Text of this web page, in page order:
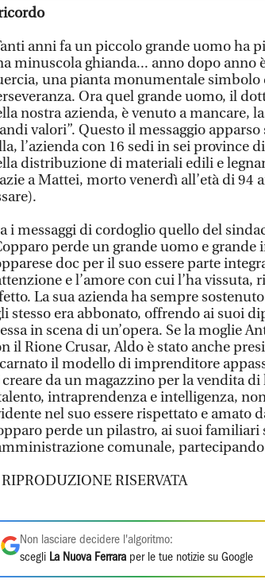
anni fa un piccolo grande uomo ha
minuscola ghianda... anno dopo anno
una pianta monumentale simbolo
Ora quel grande uomo, il
nostra azienda, è venuto a mancare,
valori”. Questo il messaggio
l’azienda con 16 sedi in sei province
distribuzione di materiali edili e
a Mattei, morto venerdì all’età di 94
i messaggi di cordoglio quello del
perde un grande uomo e
doc per il suo essere parte
e l’amore con cui l’ha
La sua azienda ha sempre
stesso era abbonato, offrendo ai suoi
in scena di un’opera. Se la moglie
il Rione Crusar, Aldo è stato anche
il modello di imprenditore
da un magazzino per la vendita
intraprendenza e intelligenza,
nel suo essere rispettato e amato
perde un pilastro, ai suoi familiari
comunale,
RISERVATA
Non lasciare decidere l'algoritmo:
scegli La Nuova Ferrara per le tue notizie su Google